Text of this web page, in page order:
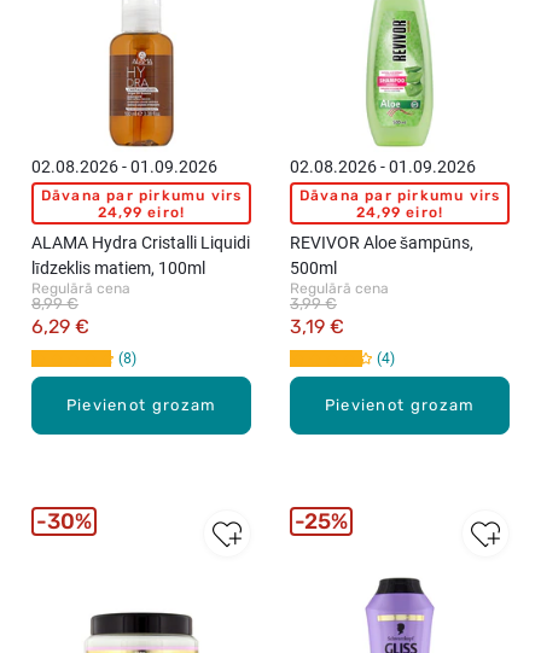
Pievienot grozam
02.08.2026 - 01.09.2026
Dāvana par pirkumu virs
24,99 eiro!
ALAMA Hydra Cristalli Liquidi
līdzeklis matiem, 100ml
Regulārā cena
6,29 €
8,99 €
8
Pievienot grozam
02.08.2026 - 01.09.2026
Dāvana par pirkumu virs
24,99 eiro!
REVIVOR Aloe šampūns,
500ml
Regulārā cena
3,19 €
3,99 €
4
30% 25%